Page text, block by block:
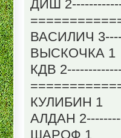
ДИШ
ВАСИЛИЧ
ВЫСКОЧКА 1
КДВ
КУЛИБИН 1
АЛДАН
ШАРОФ 1